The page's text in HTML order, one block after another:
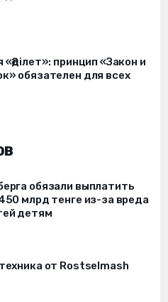
«Әділет»: принцип «Закон и
обязателен для всех
обязали выплатить
млрд тенге из-за вреда
детям
от Rostselmash